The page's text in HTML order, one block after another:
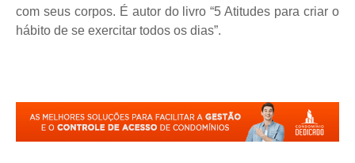
com seus corpos. É autor do livro “5 Atitudes para criar o
hábito de se exercitar todos os dias”.